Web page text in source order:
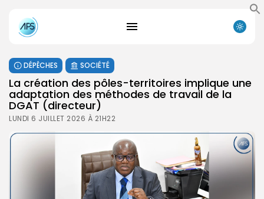
DÉPÊCHES SOCIÉTÉ
La création des pôles-territoires implique une
adaptation des méthodes de travail de la
DGAT (directeur)
LUNDI 6 JUILLET 2026 À 21H22